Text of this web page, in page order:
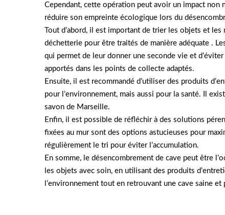
Cependant, cette opération peut avoir un impact non
réduire son empreinte écologique lors du
Tout d’abord, il est important de trier les objets et
déchetterie pour être traités de manière adéquate .
qui permet de leur donner une seconde vie et
apportés dans les points de collecte adaptés.
Ensuite, il est recommandé d’utiliser des produits
pour l’environnement, mais aussi pour la santé. Il
savon de Marseille.
Enfin, il est possible de réfléchir à des solutions
fixées au mur sont des options astucieuses pour
régulièrement le tri pour éviter l’accumulation.
En somme, le désencombrement de cave peut être
les objets avec soin, en utilisant des produits
l’environnement tout en retrouvant une cave saine et